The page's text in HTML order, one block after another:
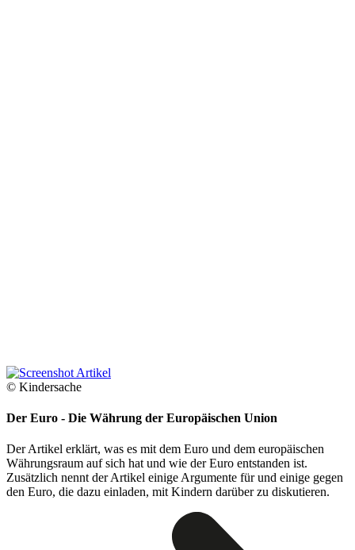
© Kindersache
Der Euro - Die Währung der Europäischen Union
Der Artikel erklärt, was es mit dem Euro und dem europäischen
Währungsraum auf sich hat und wie der Euro entstanden ist.
Zusätzlich nennt der Artikel einige Argumente für und einige gegen
den Euro, die dazu einladen, mit Kindern darüber zu diskutieren.